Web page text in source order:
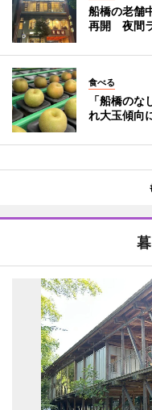
船橋の老舗
再開 夜間
食べる
「船橋の
れ大玉傾向